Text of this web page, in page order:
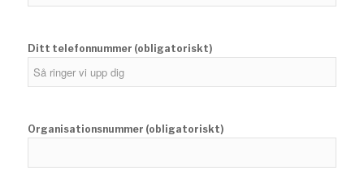
Ditt telefonnummer (obligatoriskt)
Organisationsnummer (obligatoriskt)